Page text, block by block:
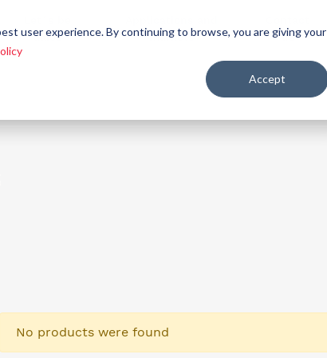
user experience. By continuing to browse, you are giving your
Accept
allies
markets
us
No products were found